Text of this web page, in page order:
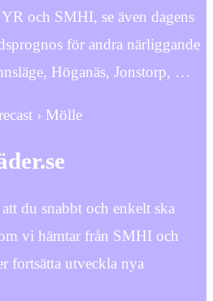
och SMHI, se även dagens
för andra närliggande
Höganäs, Jonstorp, …
› Mölle
du snabbt och enkelt ska
vi hämtar från SMHI och
fortsätta utveckla nya